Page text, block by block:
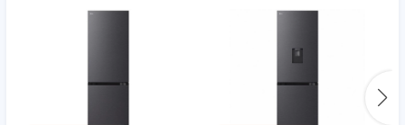
Ống dẫn gas bằng Nhôm - Lá tản nhiệt bằng Nhôm
Cao 179 cm - Rộng 91.3 cm - Sâu 73.5 cm - Nặng 130 kg